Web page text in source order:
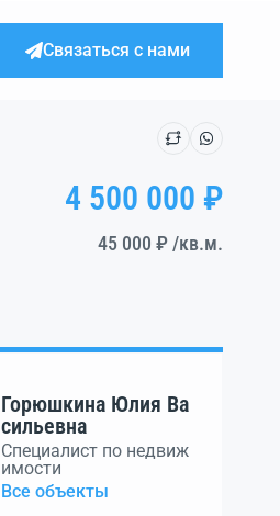
Связаться с нами
4 500 000 ₽
45 000 ₽ /кв.м.
Горюшкина Юлия Ва
сильевна
Специалист по недвиж
имости
Все объекты